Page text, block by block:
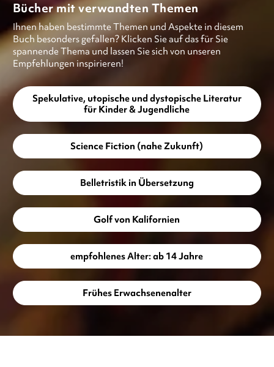
Bücher mit verwandten Themen
Ihnen haben bestimmte Themen und Aspekte in diesem
Buch besonders gefallen? Klicken Sie auf das für Sie
spannende Thema und lassen Sie sich von unseren
Empfehlungen inspirieren!
Spekulative, utopische und dystopische Literatur
für Kinder & Jugendliche
Science Fiction (nahe Zukunft)
Belletristik in Übersetzung
Golf von Kalifornien
empfohlenes Alter: ab 14 Jahre
Frühes Erwachsenenalter